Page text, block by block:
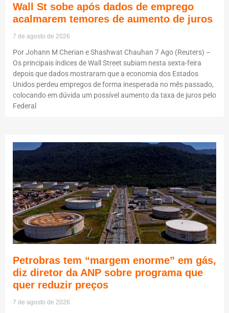
Wall St sobe após dados de emprego
acalmarem temores de aumento de juros
7 de agosto de 2026
Por Johann M Cherian e Shashwat Chauhan 7 Ago (Reuters) –
Os principais índices de Wall Street subiam nesta sexta-feira
depois que dados mostraram que a economia dos Estados
Unidos perdeu empregos de forma inesperada no mês passado,
colocando em dúvida um possível aumento da taxa de juros pelo
Federal
Petrobras tem “margem enorme” em gás,
diz diretor da ANP sobre programa que
quer reduzir preços
7 de agosto de 2026